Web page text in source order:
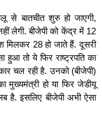
से बातचीत शुरु हो जाएगी,
लेगी. बीजेपी को केंद्र में 12
मिलकर 28 हो जाते हैं. दूसरी
हुआ तो ये फिर राष्ट्रपति का
चल रही है. उनको (बीजेपी)
मुख्यमंत्री हो या फिर जेडीयू
है. इसलिए बीजेपी अभी ऐसा